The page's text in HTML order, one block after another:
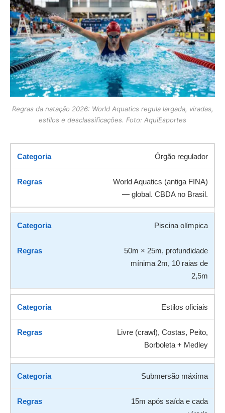
Regras da natação 2026: World Aquatics regula largada, viradas,
estilos e desclassificações. Foto: AquiEsportes
Órgão regulador
World Aquatics (antiga FINA)
— global. CBDA no Brasil.
Piscina olímpica
50m × 25m, profundidade
mínima 2m, 10 raias de
2,5m
Estilos oficiais
Livre (crawl), Costas, Peito,
Borboleta + Medley
Submersão máxima
15m após saída e cada